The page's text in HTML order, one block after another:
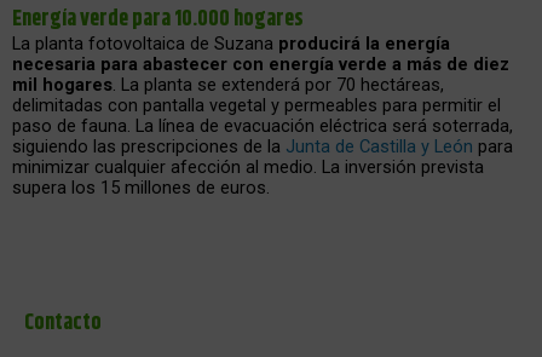
Energía verde para 10.000 hogares
La planta fotovoltaica de Suzana producirá la energía
necesaria para abastecer con energía verde a más de diez
mil hogares. La planta se extenderá por 70 hectáreas,
delimitadas con pantalla vegetal y permeables para permitir el
paso de fauna. La línea de evacuación eléctrica será soterrada,
siguiendo las prescripciones de la Junta de Castilla y León para
minimizar cualquier afección al medio. La inversión prevista
supera los 15 millones de euros.
Contacto